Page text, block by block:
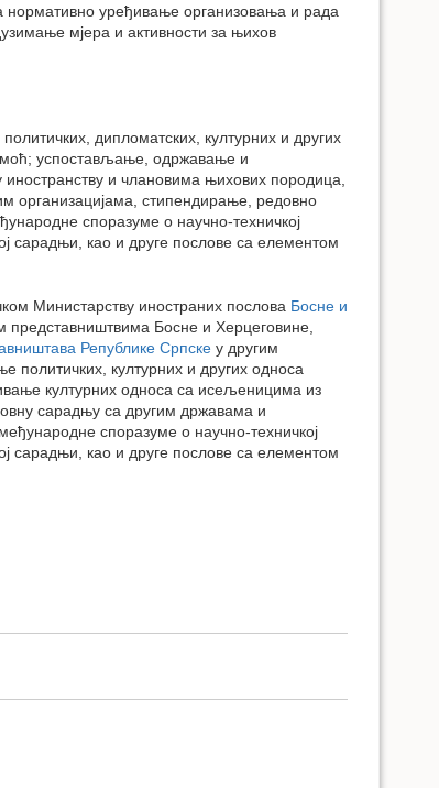
нормативно уређивање организовања и рада
мјера и активности за њихов
дипломатских, културних и других
успостављање, одржавање и
и члановима њихових породица,
организацијама, стипендирање, редовно
споразуме о научно-техничкој
сарадњи, као и друге послове са елементом
Министарству иностраних послова Босне и
представништвима Босне и Херцеговине,
Републике Српске у другим
политичких, културних и других односа
културних односа са исељеницима из
сарадњу са другим државама и
споразуме о научно-техничкој
сарадњи, као и друге послове са елементом